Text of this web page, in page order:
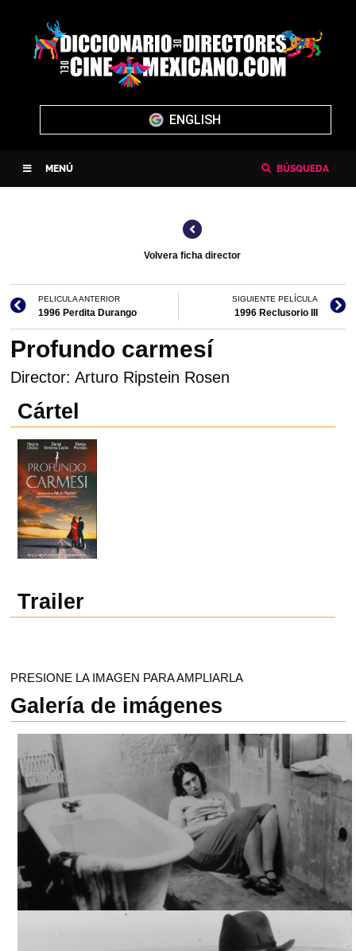
ENGLISH
MENÚ BÚSQUEDA
Volvera ficha director
PELICULA ANTERIOR
1996 Perdita Durango
SIGUIENTE PELÍCULA
1996 Reclusorio III
Profundo carmesí
Director: Arturo Ripstein Rosen
Cártel
Trailer
PRESIONE LA IMAGEN PARA AMPLIARLA
Galería de imágenes